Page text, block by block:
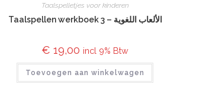
Taalspelletjes voor kinderen
Taalspellen werkboek 3 – الألعاب اللغوية
€ 19,00 incl 9% Btw
Toevoegen aan winkelwagen